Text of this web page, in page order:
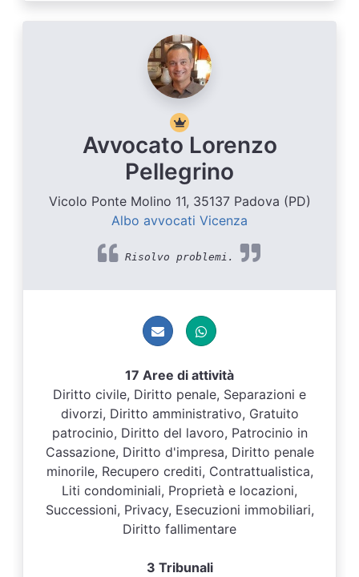
Avvocato Lorenzo
Pellegrino
Vicolo Ponte Molino 11, 35137 Padova (PD)
Albo avvocati Vicenza
Risolvo problemi.
17 Aree di attività
Diritto civile, Diritto penale, Separazioni e
divorzi, Diritto amministrativo, Gratuito
patrocinio, Diritto del lavoro, Patrocinio in
Cassazione, Diritto d'impresa, Diritto penale
minorile, Recupero crediti, Contrattualistica,
Liti condominiali, Proprietà e locazioni,
Successioni, Privacy, Esecuzioni immobiliari,
Diritto fallimentare
3 Tribunali